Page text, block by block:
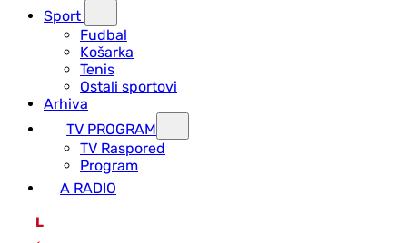
Sport
Fudbal
Košarka
Tenis
Ostali sportovi
Arhiva
TV PROGRAM
ТV Raspored
Program
A RADIO
L